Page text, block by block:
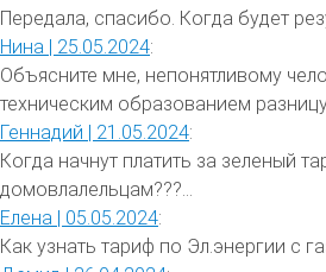
Передала, спасибо. Когда будет
Нина | 25.05.2024:
Объясните мне, непонятливому
техническим образованием разницу
Геннадий | 21.05.2024:
Когда начнут платить за зеленый
домовлалельцам???...
Елена | 05.05.2024:
Как узнать тариф по Эл.энергии с